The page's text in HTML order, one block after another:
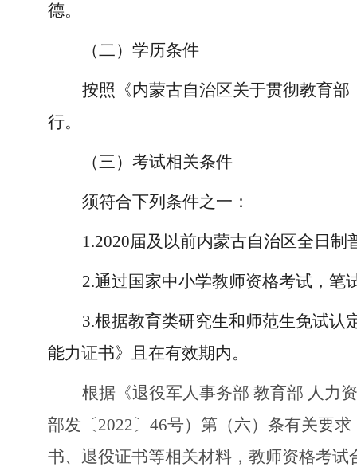
德。
（二）学历条件
按照《内蒙古自治区关于贯彻教育
行。
（三）考试相关条件
须符合下列条件之一：
1.2020届及以前内蒙古自治区全日
2.通过国家中小学教师资格考试，笔
3.根据教育类研究生和师范生免试认
能力证书》且在有效期内。
根据《退役军人事务部 教育部 人力
部发〔2022〕46号）第（六）条有关要
书、退役证书等相关材料，教师资格考